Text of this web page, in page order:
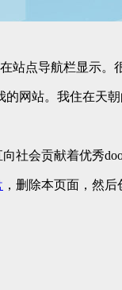
点导航栏显示。
网站。我住在天朝
社会贡献着优秀
，删除本页面，然